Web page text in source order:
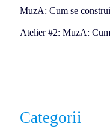
MuzA: Cum se
Atelier #2: MuzA: Cum
Categorii